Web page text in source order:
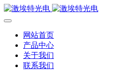
网站首页
产品中心
关于我们
联系我们